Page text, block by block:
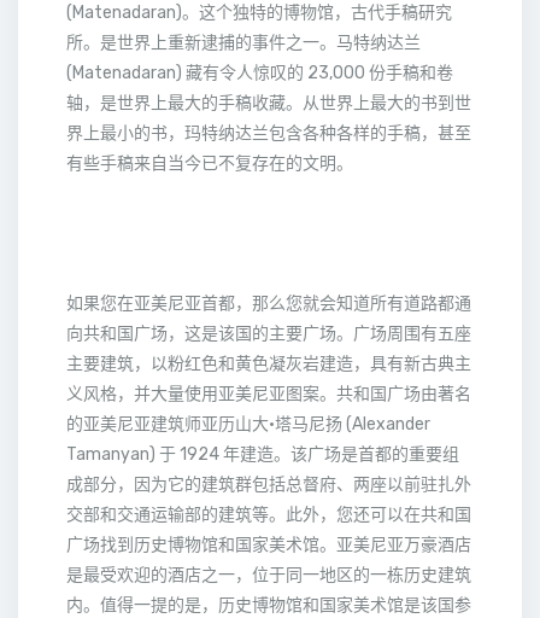
(Matenadaran)。这个独特的博物馆，古代手稿研究
所。是世界上重新逮捕的事件之一。马特纳达兰
(Matenadaran) 藏有令人惊叹的 23,000 份手稿和卷
轴，是世界上最大的手稿收藏。从世界上最大的书到世
界上最小的书，玛特纳达兰包含各种各样的手稿，甚至
有些手稿来自当今已不复存在的文明。
如果您在亚美尼亚首都，那么您就会知道所有道路都通
向共和国广场，这是该国的主要广场。广场周围有五座
主要建筑，以粉红色和黄色凝灰岩建造，具有新古典主
义风格，并大量使用亚美尼亚图案。共和国广场由著名
的亚美尼亚建筑师亚历山大·塔马尼扬 (Alexander
Tamanyan) 于 1924 年建造。该广场是首都的重要组
成部分，因为它的建筑群包括总督府、两座以前驻扎外
交部和交通运输部的建筑等。此外，您还可以在共和国
广场找到历史博物馆和国家美术馆。亚美尼亚万豪酒店
是最受欢迎的酒店之一，位于同一地区的一栋历史建筑
内。值得一提的是，历史博物馆和国家美术馆是该国参